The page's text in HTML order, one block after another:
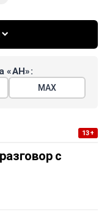
«АН»:
МАХ
13+
с